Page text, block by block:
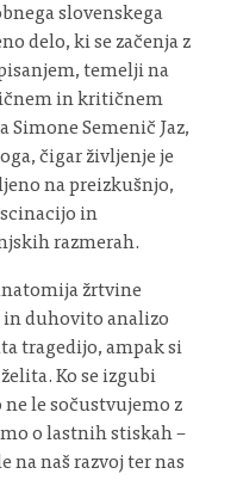
slovenskega
delo, ki se začenja z
temelji na
in kritičnem
Semenič Jaz,
čigar življenje je
na preizkušnjo,
in
razmerah.
žrtvine
duhovito analizo
tragedijo, ampak si
Ko se izgubi
le sočustvujemo z
o lastnih stiskah –
na naš razvoj ter nas